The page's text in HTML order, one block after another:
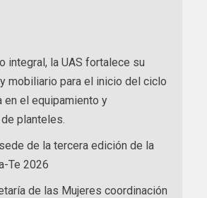
integral, la UAS fortalece su
mobiliario para el inicio del ciclo
en el equipamiento y
planteles.
de la tercera edición de la
Te 2026
de las Mujeres coordinación